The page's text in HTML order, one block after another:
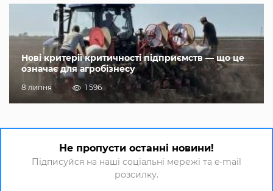
Нові критерії критичності підприємств — що це
означає для агробізнесу
8 липня 1 596
Не пропусти останні новини!
Підписуйся на наші соціальні мережі та e-mail
розсилку.